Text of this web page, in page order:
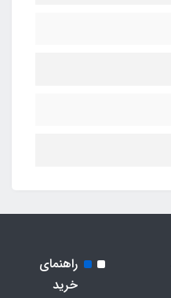
راهنمای
خرید